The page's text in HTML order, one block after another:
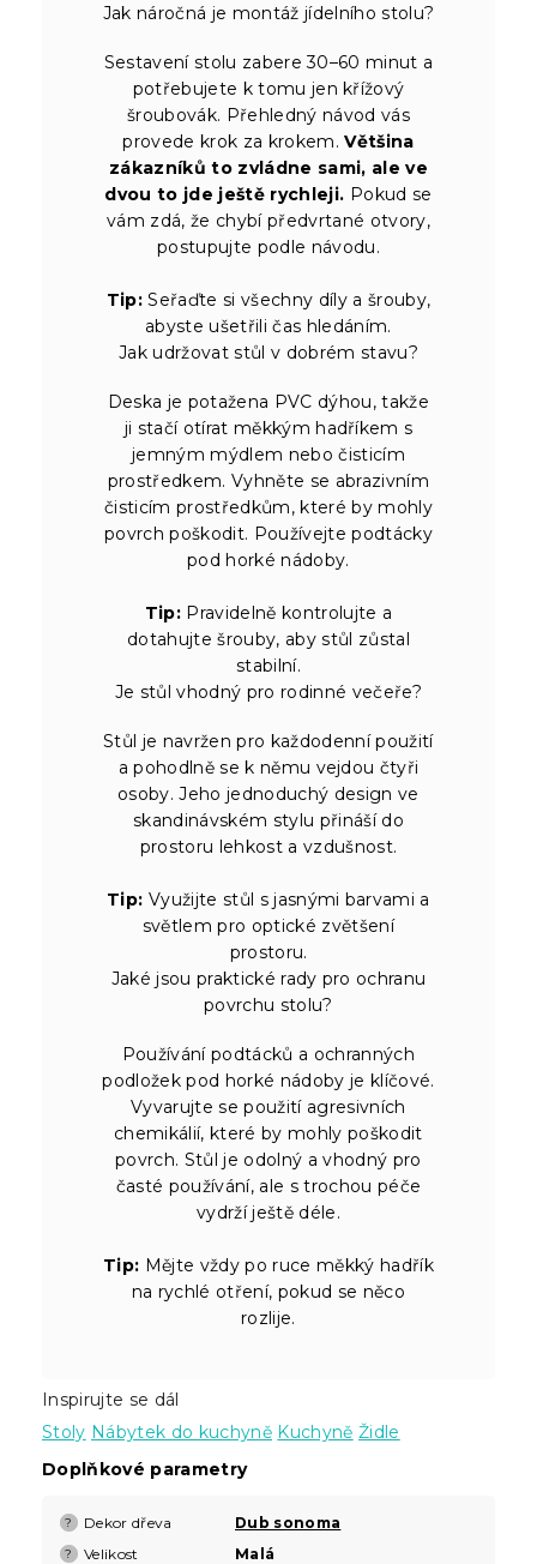
Jak náročná je montáž jídelního stolu?
Sestavení stolu zabere 30–60 minut a
potřebujete k tomu jen křížový
šroubovák. Přehledný návod vás
provede krok za krokem.Většina
zákazníků to zvládne sami, ale ve
dvou to jde ještě rychleji. Pokud se
vám zdá, že chybí předvrtané otvory,
postupujte podle návodu.
Tip: Seřaďte si všechny díly a šrouby,
abyste ušetřili čas hledáním.
Jak udržovat stůl v dobrém stavu?
Deska je potažena PVC dýhou, takže
ji stačí otírat měkkým hadříkem s
jemným mýdlem nebo čisticím
prostředkem. Vyhněte se abrazivním
čisticím prostředkům, které by mohly
povrch poškodit. Používejte podtácky
pod horké nádoby.
Tip: Pravidelně kontrolujte a
dotahujte šrouby, aby stůl zůstal
stabilní.
Je stůl vhodný pro rodinné večeře?
Stůl je navržen pro každodenní použití
a pohodlně se k němu vejdou čtyři
osoby. Jeho jednoduchý design ve
skandinávském stylu přináší do
prostoru lehkost a vzdušnost.
Tip: Využijte stůl s jasnými barvami a
světlem pro optické zvětšení
prostoru.
Jaké jsou praktické rady pro ochranu
povrchu stolu?
Používání podtácků a ochranných
podložek pod horké nádoby je klíčové.
Vyvarujte se použití agresivních
chemikálií, které by mohly poškodit
povrch. Stůl je odolný a vhodný pro
časté používání, ale s trochou péče
vydrží ještě déle.
Tip: Mějte vždy po ruce měkký hadřík
na rychlé otření, pokud se něco
rozlije.
Inspirujte se dál
Stoly Nábytek do kuchyně Kuchyně Židle
Doplňkové parametry
? Dekor dřeva Dub sonoma
? Velikost Malá